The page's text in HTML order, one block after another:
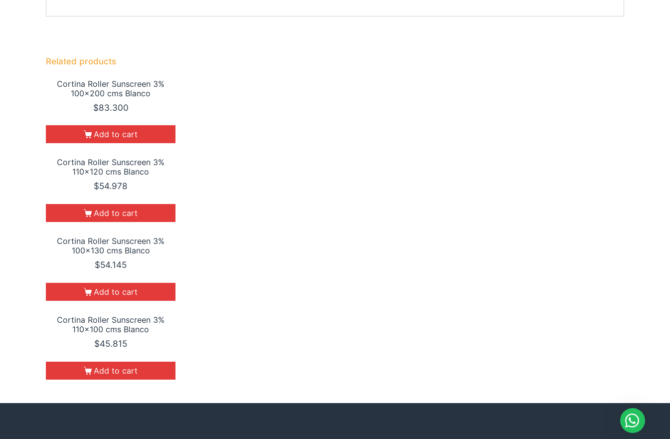
Related products
Cortina Roller Sunscreen 3%
100×200 cms Blanco
$83.300
Add to cart
Cortina Roller Sunscreen 3%
110×120 cms Blanco
$54.978
Add to cart
Cortina Roller Sunscreen 3%
100×130 cms Blanco
$54.145
Add to cart
Cortina Roller Sunscreen 3%
110×100 cms Blanco
$45.815
Add to cart